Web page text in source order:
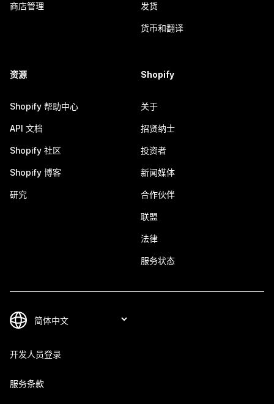
商店管理 发货
货币和翻译
资源
Shopify 帮助中心
API 文档
Shopify 社区
Shopify 博客
研究
Shopify
关于
招贤纳士
投资者
新闻媒体
合作伙伴
联盟
法律
服务状态
开发人员登录
服务条款